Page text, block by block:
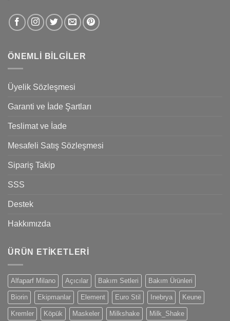
ÖNEMLİ BİLGİLER
Üyelik Sözleşmesi
Garanti ve İade Şartları
Teslimat ve İade
Mesafeli Satış Sözleşmesi
Sipariş Takip
SSS
Destek
Hakkımızda
ÜRÜN ETIKETLERI
Alfaparf Milano Açıcılar Bakım Setleri Bakım Ürünleri
Biorin Ekipmanlar Element Euro Stil Inebrya Keune
Kremler Köpük Maskeler Milkshake Milk_Shake